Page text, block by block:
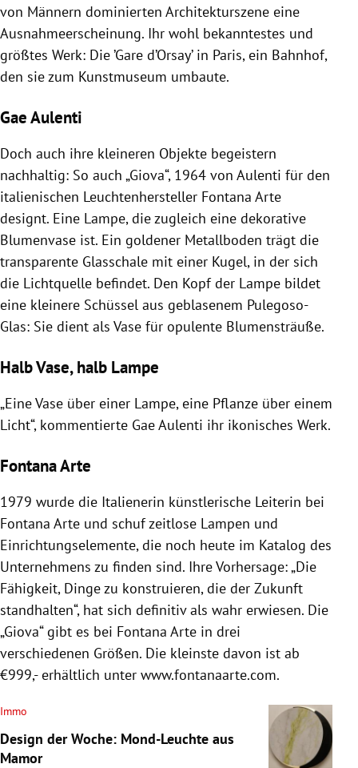
von Männern dominierten Architekturszene eine
Ausnahmeerscheinung. Ihr wohl bekanntestes und
größtes Werk: Die ’Gare d’Orsay’ in Paris, ein Bahnhof,
den sie zum Kunstmuseum umbaute.
Gae Aulenti
Doch auch ihre kleineren Objekte begeistern
nachhaltig: So auch „Giova“, 1964 von Aulenti für den
italienischen Leuchtenhersteller Fontana Arte
designt. Eine Lampe, die zugleich eine dekorative
Blumenvase ist. Ein goldener Metallboden trägt die
transparente Glasschale mit einer Kugel, in der sich
die Lichtquelle befindet. Den Kopf der Lampe bildet
eine kleinere Schüssel aus geblasenem Pulegoso-
Glas: Sie dient als Vase für opulente Blumensträuße.
Halb Vase, halb Lampe
„Eine Vase über einer Lampe, eine Pflanze über einem
Licht“, kommentierte Gae Aulenti ihr ikonisches Werk.
Fontana Arte
1979 wurde die Italienerin künstlerische Leiterin bei
Fontana Arte und schuf zeitlose Lampen und
Einrichtungselemente, die noch heute im Katalog des
Unternehmens zu finden sind. Ihre Vorhersage: „Die
Fähigkeit, Dinge zu konstruieren, die der Zukunft
standhalten“, hat sich definitiv als wahr erwiesen. Die
„Giova“ gibt es bei Fontana Arte in drei
verschiedenen Größen. Die kleinste davon ist ab
€999,- erhältlich unter www.fontanaarte.com.
Immo
Design der Woche: Mond-Leuchte aus
Mamor